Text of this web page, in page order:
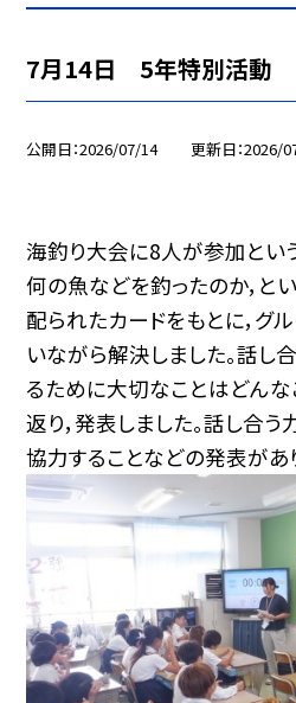
7月14日 5年特別活動
公開日 2026/07/14 更新日 2026/
海釣り大会に8人が参加とい
何の魚などを釣ったのか，と
配られたカードをもとに，グ
いながら解決しました。話し
るために大切なことはどんな
返り，発表しました。話し合う
協力することなどの発表があ